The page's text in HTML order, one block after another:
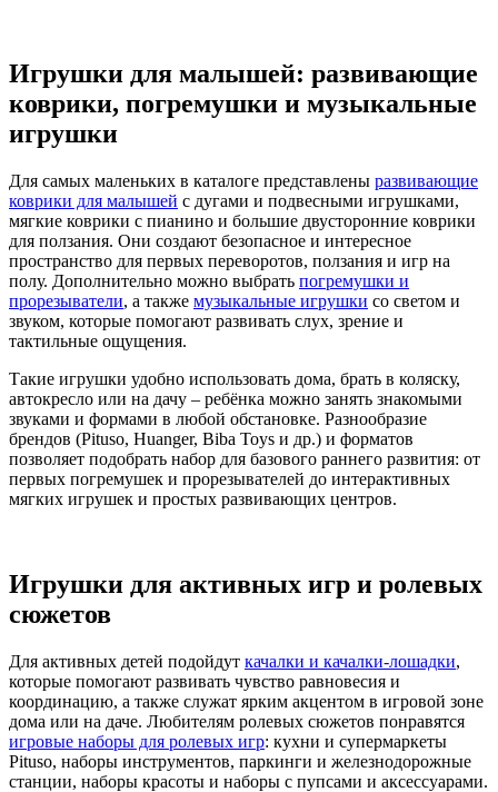
Игрушки для малышей: развивающие
коврики, погремушки и музыкальные
игрушки
Для самых маленьких в каталоге представлены развивающие
коврики для малышей с дугами и подвесными игрушками,
мягкие коврики с пианино и большие двусторонние коврики
для ползания. Они создают безопасное и интересное
пространство для первых переворотов, ползания и игр на
полу. Дополнительно можно выбрать погремушки и
прорезыватели, а также музыкальные игрушки со светом и
звуком, которые помогают развивать слух, зрение и
тактильные ощущения.
Такие игрушки удобно использовать дома, брать в коляску,
автокресло или на дачу – ребёнка можно занять знакомыми
звуками и формами в любой обстановке. Разнообразие
брендов (Pituso, Huanger, Biba Toys и др.) и форматов
позволяет подобрать набор для базового раннего развития: от
первых погремушек и прорезывателей до интерактивных
мягких игрушек и простых развивающих центров.
Игрушки для активных игр и ролевых
сюжетов
Для активных детей подойдут качалки и качалки‑лошадки,
которые помогают развивать чувство равновесия и
координацию, а также служат ярким акцентом в игровой зоне
дома или на даче. Любителям ролевых сюжетов понравятся
игровые наборы для ролевых игр: кухни и супермаркеты
Pituso, наборы инструментов, паркинги и железнодорожные
станции, наборы красоты и наборы с пупсами и аксессуарами.